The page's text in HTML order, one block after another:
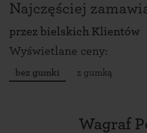
Najczęściej
przez bielskich Klientów
Wyświetlane ceny:
bez gumki z gumką
Wagraf